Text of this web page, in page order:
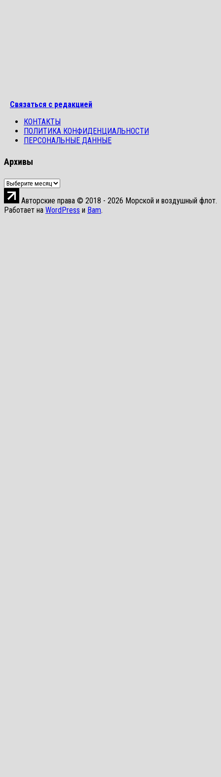
Связаться с редакцией
КОНТАКТЫ
ПОЛИТИКА КОНФИДЕНЦИАЛЬНОСТИ
ПЕРСОНАЛЬНЫЕ ДАННЫЕ
Архивы
Архивы
Авторские права © 2018 - 2026 Морской и воздушный флот.
Работает на WordPress и Bam.